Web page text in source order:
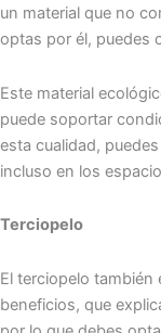
un material que no
optas por él, puedes
Este material
puede soportar
esta cualidad,
incluso en los
Terciopelo
El terciopelo
beneficios, que